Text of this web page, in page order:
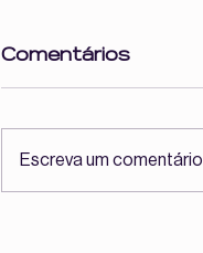
Comentários
Escreva um comentário